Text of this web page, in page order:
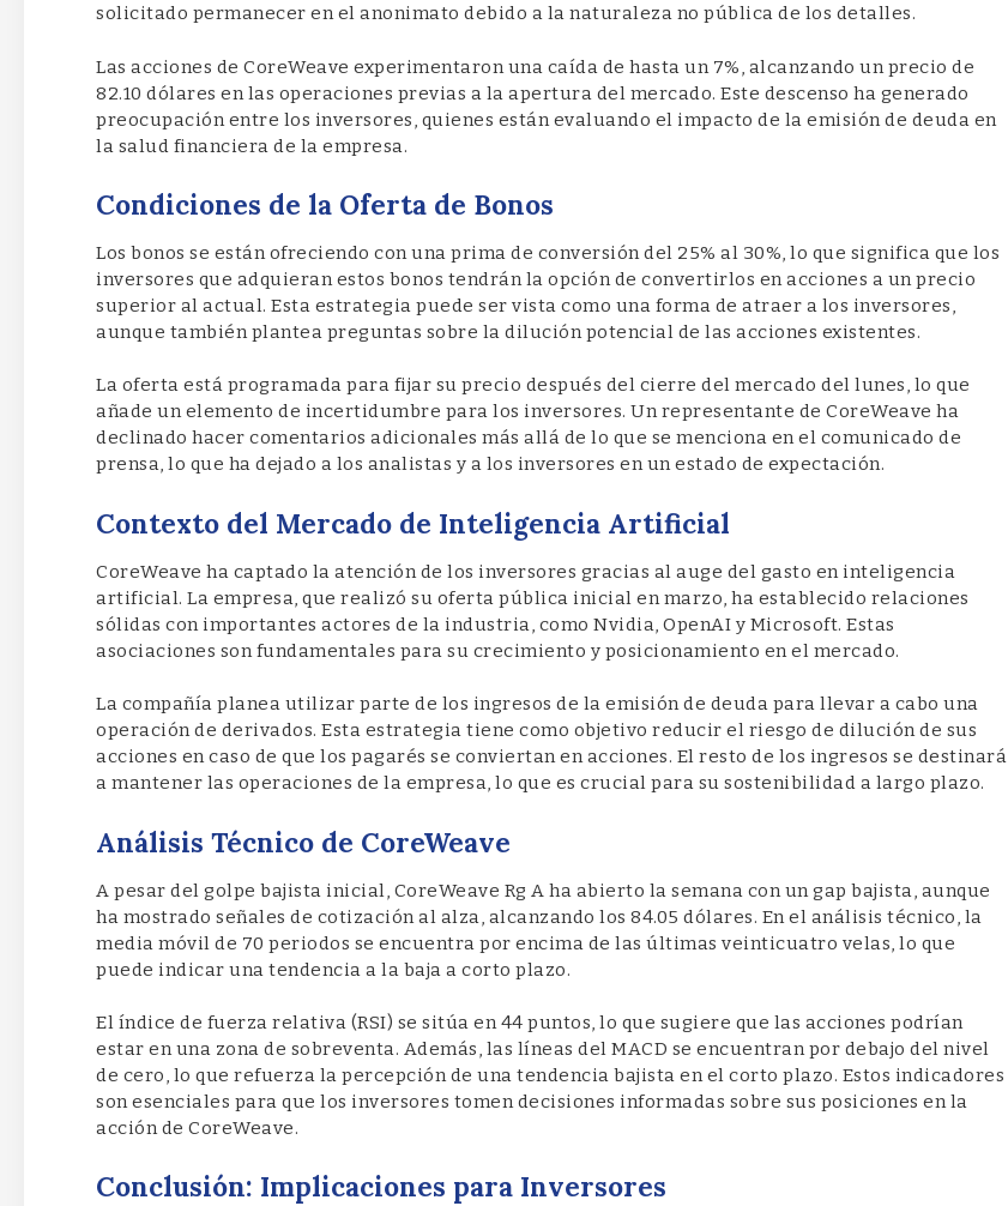
solicitado permanecer en el anonimato debido a la naturaleza no pública de los detalles.
Las acciones de CoreWeave experimentaron una caída de hasta un 7%, alcanzando un precio de
82.10 dólares en las operaciones previas a la apertura del mercado. Este descenso ha generado
preocupación entre los inversores, quienes están evaluando el impacto de la emisión de deuda en
la salud financiera de la empresa.
Condiciones de la Oferta de Bonos
Los bonos se están ofreciendo con una prima de conversión del 25% al 30%, lo que significa que los
inversores que adquieran estos bonos tendrán la opción de convertirlos en acciones a un precio
superior al actual. Esta estrategia puede ser vista como una forma de atraer a los inversores,
aunque también plantea preguntas sobre la dilución potencial de las acciones existentes.
La oferta está programada para fijar su precio después del cierre del mercado del lunes, lo que
añade un elemento de incertidumbre para los inversores. Un representante de CoreWeave ha
declinado hacer comentarios adicionales más allá de lo que se menciona en el comunicado de
prensa, lo que ha dejado a los analistas y a los inversores en un estado de expectación.
Contexto del Mercado de Inteligencia Artificial
CoreWeave ha captado la atención de los inversores gracias al auge del gasto en inteligencia
artificial. La empresa, que realizó su oferta pública inicial en marzo, ha establecido relaciones
sólidas con importantes actores de la industria, como Nvidia, OpenAI y Microsoft. Estas
asociaciones son fundamentales para su crecimiento y posicionamiento en el mercado.
La compañía planea utilizar parte de los ingresos de la emisión de deuda para llevar a cabo una
operación de derivados. Esta estrategia tiene como objetivo reducir el riesgo de dilución de sus
acciones en caso de que los pagarés se conviertan en acciones. El resto de los ingresos se destinará
a mantener las operaciones de la empresa, lo que es crucial para su sostenibilidad a largo plazo.
Análisis Técnico de CoreWeave
A pesar del golpe bajista inicial, CoreWeave Rg A ha abierto la semana con un gap bajista, aunque
ha mostrado señales de cotización al alza, alcanzando los 84.05 dólares. En el análisis técnico, la
media móvil de 70 periodos se encuentra por encima de las últimas veinticuatro velas, lo que
puede indicar una tendencia a la baja a corto plazo.
El índice de fuerza relativa (RSI) se sitúa en 44 puntos, lo que sugiere que las acciones podrían
estar en una zona de sobreventa. Además, las líneas del MACD se encuentran por debajo del nivel
de cero, lo que refuerza la percepción de una tendencia bajista en el corto plazo. Estos indicadores
son esenciales para que los inversores tomen decisiones informadas sobre sus posiciones en la
acción de CoreWeave.
Conclusión: Implicaciones para Inversores